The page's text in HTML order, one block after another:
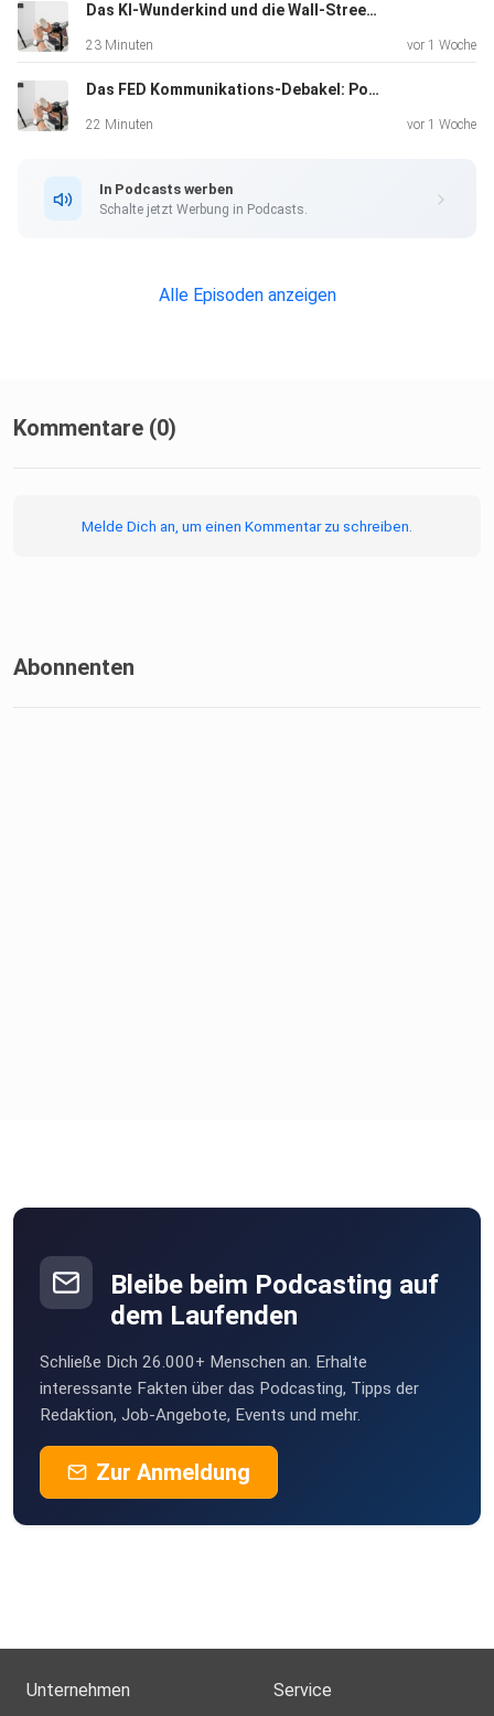
Das KI-Wunderkind und die Wall-Street-Rettung: Ein moderner LTCM-Moment
23 Minuten vor 1 Woche
Das FED Kommunikations-Debakel: Powell vs. Warsh
22 Minuten vor 1 Woche
In Podcasts werben
Schalte jetzt Werbung in Podcasts.
Alle Episoden anzeigen
Kommentare (0)
Melde Dich an, um einen Kommentar zu schreiben.
Abonnenten
Bleibe beim Podcasting auf
dem Laufenden
Schließe Dich 26.000+ Menschen an. Erhalte
interessante Fakten über das Podcasting, Tipps der
Redaktion, Job-Angebote, Events und mehr.
Zur Anmeldung
Unternehmen Service